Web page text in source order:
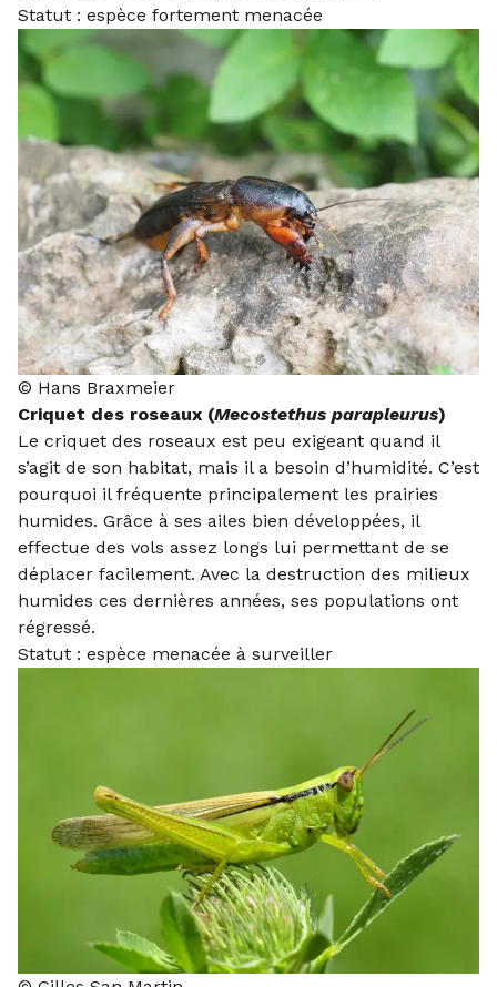
Statut : espèce fortement menacée
© Hans Braxmeier
Criquet des roseaux (Mecostethus parapleurus)
Le criquet des roseaux est peu exigeant quand il
s’agit de son habitat, mais il a besoin d’humidité. C’est
pourquoi il fréquente principalement les prairies
humides. Grâce à ses ailes bien développées, il
effectue des vols assez longs lui permettant de se
déplacer facilement. Avec la destruction des milieux
humides ces dernières années, ses populations ont
régressé.
Statut : espèce menacée à surveiller